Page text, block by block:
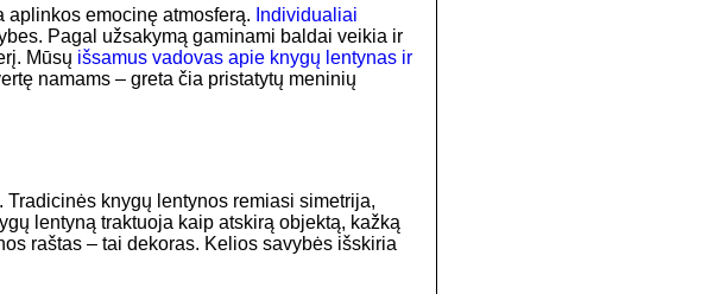
emocinę atmosferą. Individualiai
Pagal užsakymą gaminami baldai veikia ir
Mūsų išsamus vadovas apie knygų lentynas ir
namams – greta čia pristatytų meninių
knygų lentynos remiasi simetrija,
lentyną traktuoja kaip atskirą objektą, kažką
raštas – tai dekoras. Kelios savybės išskiria